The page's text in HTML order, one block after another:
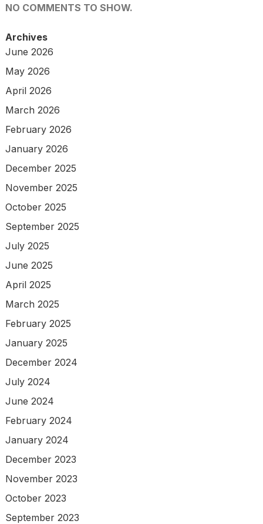
NO COMMENTS TO SHOW.
Archives
June 2026
May 2026
April 2026
March 2026
February 2026
January 2026
December 2025
November 2025
October 2025
September 2025
July 2025
June 2025
April 2025
March 2025
February 2025
January 2025
December 2024
July 2024
June 2024
February 2024
January 2024
December 2023
November 2023
October 2023
September 2023